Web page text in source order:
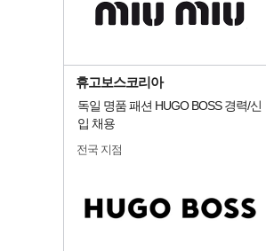
휴고보스코리아
독일 명품 패션 HUGO BOSS 경력/신
입 채용
전국 지점